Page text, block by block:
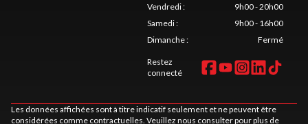
Vendredi:
9h00 - 20h00
Samedi:
9h00 - 16h00
Dimanche: Fermé
Restez
connecté
Les données affichées sont à titre indicatif seulement et ne peuvent être
considérées comme contractuelles. Veuillez nous consulter pour plus de